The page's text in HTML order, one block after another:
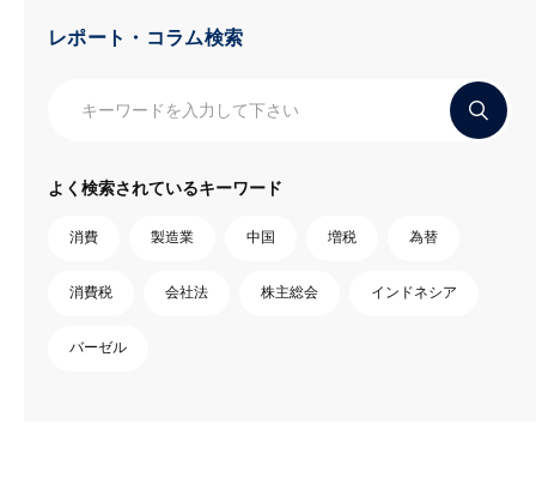
レポート・コラム検索
よく検索されているキーワード
消費 製造業 中国 増税 為替
消費税 会社法 株主総会 インドネシア
バーゼル